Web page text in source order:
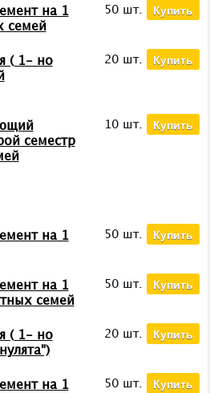
на 1
семей
50 шт. Купить
( 1- но
20 шт. Купить
семестр
10 шт. Купить
на 1
50 шт. Купить
на 1
семей
50 шт. Купить
( 1- но
20 шт. Купить
на 1
50 шт. Купить